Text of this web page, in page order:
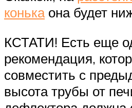
конькаона будет
КСТАТИ! Есть еще
рекомендация,
совместить с
высота трубы от